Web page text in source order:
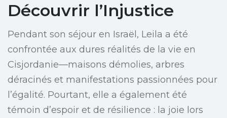
Découvrir l’Injustice
Pendant son séjour en Israël, Leila a été
confrontée aux dures réalités de la vie en
Cisjordanie—maisons démolies, arbres
déracinés et manifestations passionnées pour
l’égalité. Pourtant, elle a également été
témoin d’espoir et de résilience : la joie lors